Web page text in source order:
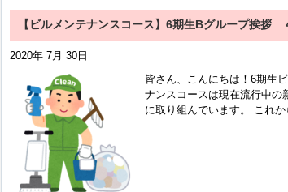
【ビルメンテナンスコース】6期生Bグループ挨拶
2020年 7月 30日
皆さん、こんにちは！6期生
ナンスコースは現在流行中の
に取り組んでいます。 これ